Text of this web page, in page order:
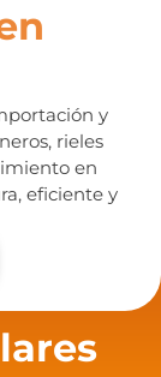
y
rieles
en
eficiente y